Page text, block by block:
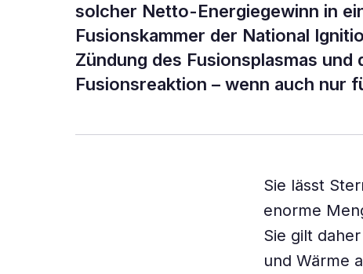
solcher Netto-Energiegewinn in
Fusionskammer der National
Zündung des Fusionsplasmas
Fusionsreaktion – wenn auch nur
Sie lässt
enorme
Sie gilt
und Wärme